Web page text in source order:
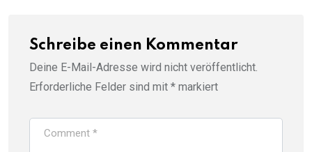
Schreibe einen Kommentar
Deine E-Mail-Adresse wird nicht veröffentlicht.
Erforderliche Felder sind mit * markiert